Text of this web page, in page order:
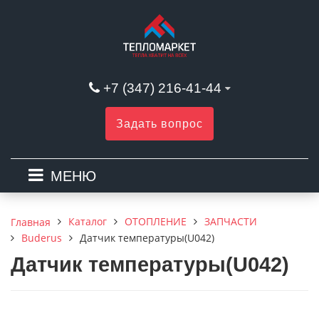
+7 (347) 216-41-44
Задать вопрос
МЕНЮ
Главная Каталог ОТОПЛЕНИЕ
ЗАПЧАСТИ
Buderus
Датчик температуры(U042)
Датчик температуры(U042)